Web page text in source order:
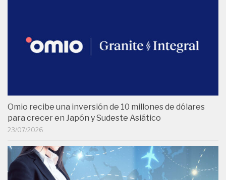
Omio recibe una inversión de 10 millones de dólares
para crecer en Japón y Sudeste Asiático
23/07/2026